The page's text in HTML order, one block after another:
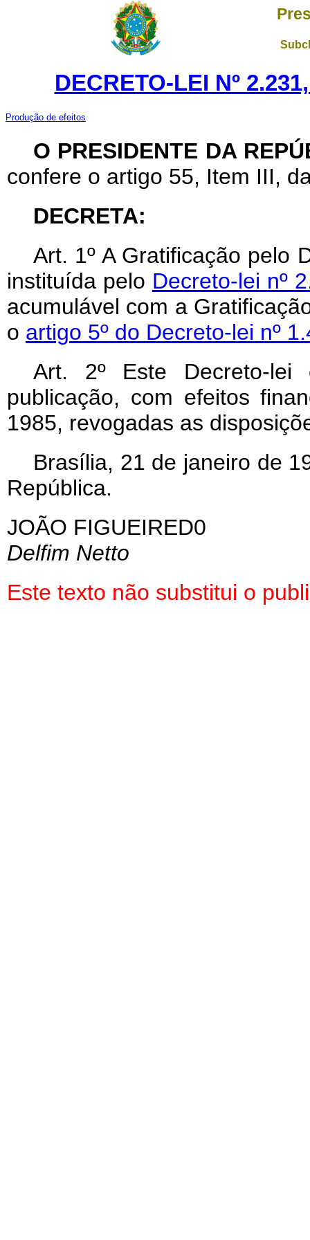
DECRETO-LEI Nº
Produção de efeitos
O PRESIDENTE DA
confere o artigo 55, Item III,
DECRETA:
Art. 1º A Gratificação pelo
instituída pelo Decreto-lei nº
acumulável com a
o artigo 5º do Decreto-lei nº
Art. 2º Este Decreto-
publicação, com efeitos
1985, revogadas as
Brasília, 21 de janeiro de
República.
JOÃO FIGUEIRED0
Delfim Netto
Este texto não substitui o